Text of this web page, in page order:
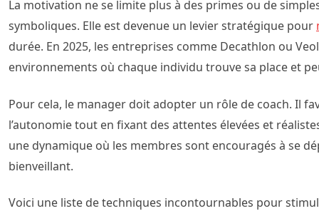
La motivation ne se limite plus à des primes ou de
symboliques. Elle est devenue un levier stratégique pour
durée. En 2025, les entreprises comme Decathlon ou
environnements où chaque individu trouve sa place et
Pour cela, le manager doit adopter un rôle de coach. Il
l’autonomie tout en fixant des attentes élevées et
une dynamique où les membres sont encouragés à se
bienveillant.
Voici une liste de techniques incontournables pour